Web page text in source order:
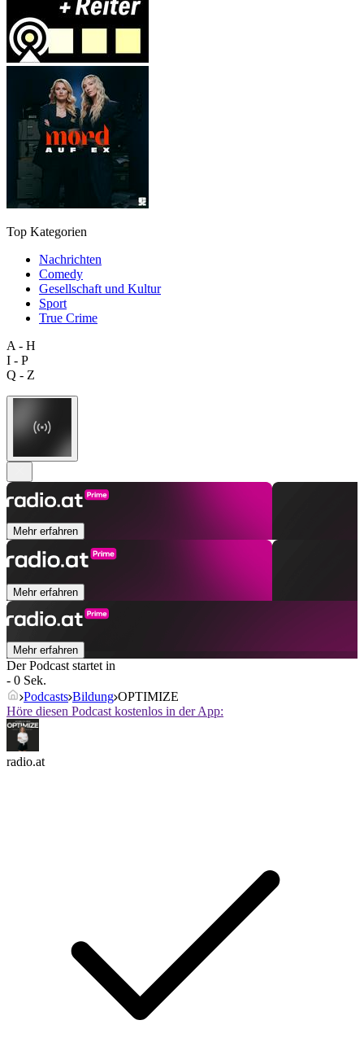
Top Kategorien
Nachrichten
Comedy
Gesellschaft und Kultur
Sport
True Crime
A - H
I - P
Q - Z
Mehr erfahren
Mehr erfahren
Mehr erfahren
Der Podcast startet in
- 0 Sek.
Podcasts Bildung OPTIMIZE
Höre diesen Podcast kostenlos in der App:
radio.at